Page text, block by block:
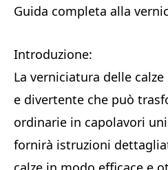
Guida completa alla
Introduzione:
La verniciatura delle
e divertente che può
ordinarie in capolavori
fornirà istruzioni